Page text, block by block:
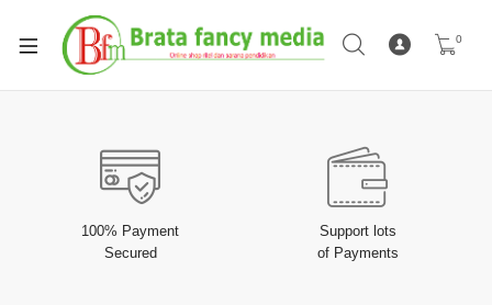
0
100% Payment
Secured
Support lots
of Payments